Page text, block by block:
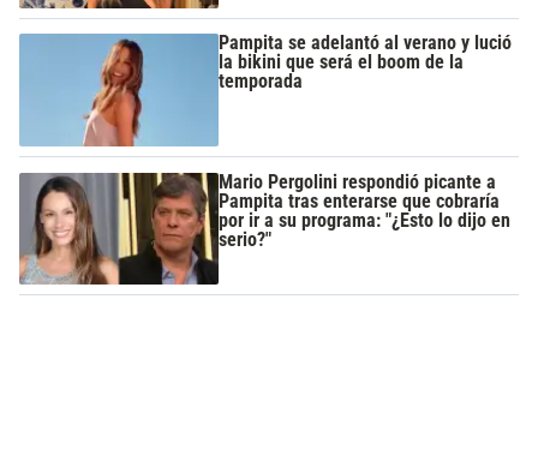
Pampita se adelantó al verano y lució
la bikini que será el boom de la
temporada
Mario Pergolini respondió picante a
Pampita tras enterarse que cobraría
por ir a su programa: "¿Esto lo dijo en
serio?"